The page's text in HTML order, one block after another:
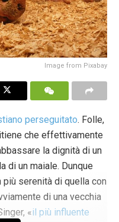
Image from Pixabay
perseguitato. Folle,
che effettivamente
la dignità di un
di un maiale. Dunque
serenità di quella con
di una vecchia
«il più influente